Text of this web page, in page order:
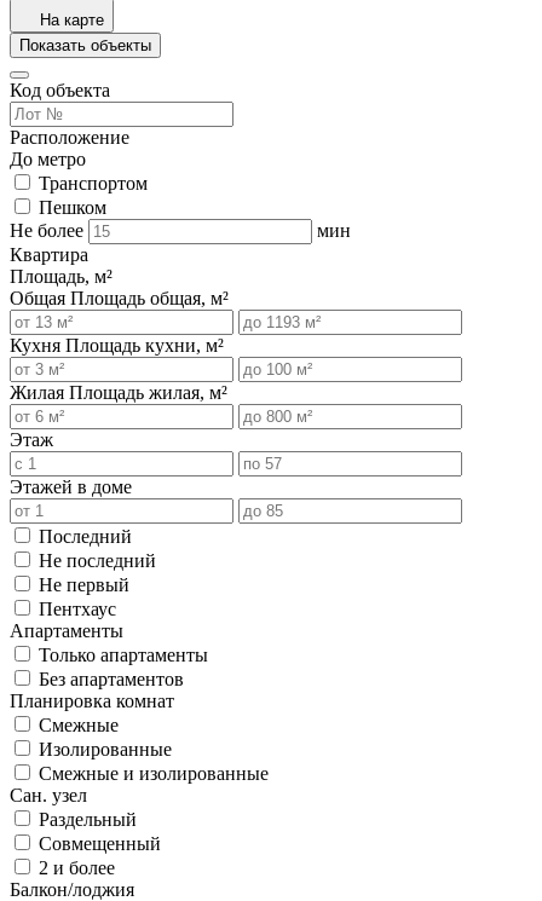
На карте
Показать объекты
Код объекта
Расположение
До метро
Транспортом
Пешком
Не более
мин
Квартира
Площадь, м²
Общая Площадь общая, м²
Кухня Площадь кухни, м²
Жилая Площадь жилая, м²
Этаж
Этажей в доме
Последний
Не последний
Не первый
Пентхаус
Апартаменты
Только апартаменты
Без апартаментов
Планировка комнат
Смежные
Изолированные
Смежные и изолированные
Сан. узел
Раздельный
Совмещенный
2 и более
Балкон/лоджия